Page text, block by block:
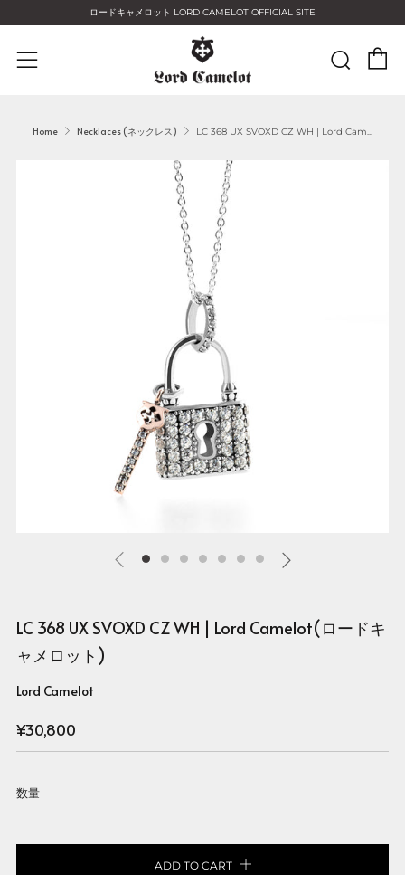
ロードキャメロット LORD CAMELOT OFFICIAL SITE
Menu
Home Necklaces (ネックレス) LC 368 UX SVOXD CZ WH | Lord Cam...
LC 368 UX SVOXD CZ WH | Lord Camelot(ロードキ
ャメロット)
Lord Camelot
Regular
price
¥30,800
数量
ADD TO CART